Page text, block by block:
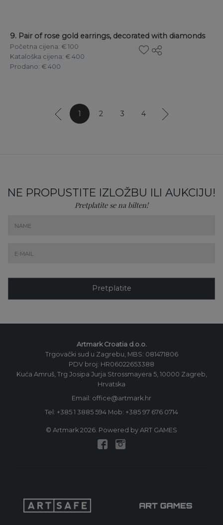
9. Pair of rose gold earrings, decorated with diamonds
Početna cijena: € 100
Kataloška cijena: € 400
Prodano: € 400
1 2 3 4
NE PROPUSTITE IZLOŽBU ILI AUKCIJU!
Pretplatite se na bilten!
Pretplatite
Artmark Croatia d.o.o.
Trgovački sud u Zagrebu, MBS: 081471806
PDV broj: HR06022653388
Kuća Amruš, Trg Josipa Jurja Strossmayera 5, 10000 Zagreb,
Hrvatska
Email: office@artmark.hr
Tel: +385 1 3885 594 Mob: +385 97 676 0714
© Artmark 2026. Powered by ART GAMES